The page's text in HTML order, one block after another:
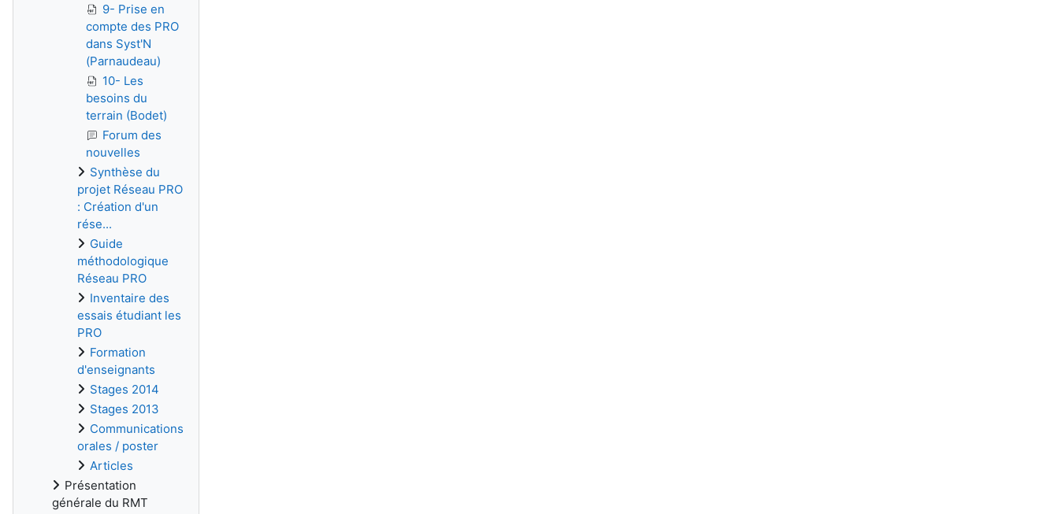
9- Prise en
compte des PRO
dans Syst'N
(Parnaudeau)
10- Les
besoins du
terrain (Bodet)
Forum des
nouvelles
Synthèse du
projet Réseau PRO
: Création d'un
rése...
Guide
méthodologique
Réseau PRO
Inventaire des
essais étudiant les
PRO
Formation
d'enseignants
Stages 2014
Stages 2013
Communications
orales / poster
Articles
Présentation
générale du RMT